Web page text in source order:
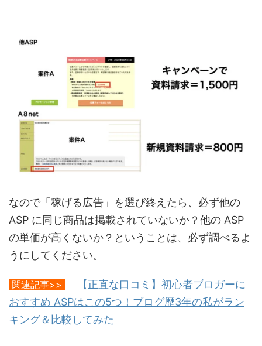
なので「稼げる広告」を選び終えたら、必ず他の
ASP に同じ商品は掲載されていないか？他の ASP
の単価が高くないか？ということは、必ず調べるよ
うにしてください。
関連記事>>
【正直な口コミ】初心者ブロガーに
おすすめ ASPはこの5つ！ブログ歴3年の私がラン
キング＆比較してみた